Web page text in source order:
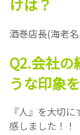
けは？
酒巻店長(海老
Q2.会社の
うな印象
『人』を大切
感しました！！